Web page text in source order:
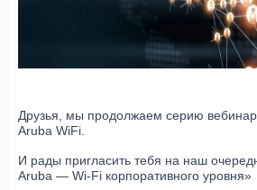
Друзья, мы продолжаем серию
Aruba WiFi.
И рады пригласить тебя на наш
Aruba — Wi-Fi корпоративного уровня»